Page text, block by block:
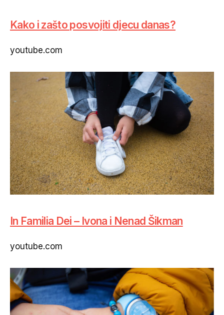
Kako i zašto posvojiti djecu danas?
youtube.com
In Familia Dei – Ivona i Nenad Šikman
youtube.com